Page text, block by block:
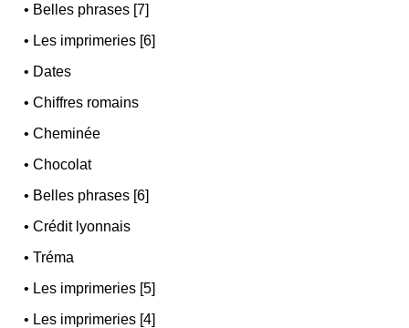
• Belles phrases [7]
• Les imprimeries [6]
• Dates
•Chiffres romains
•Cheminée
•Chocolat
• Belles phrases [6]
•Crédit lyonnais
•Tréma
• Les imprimeries [5]
• Les imprimeries [4]